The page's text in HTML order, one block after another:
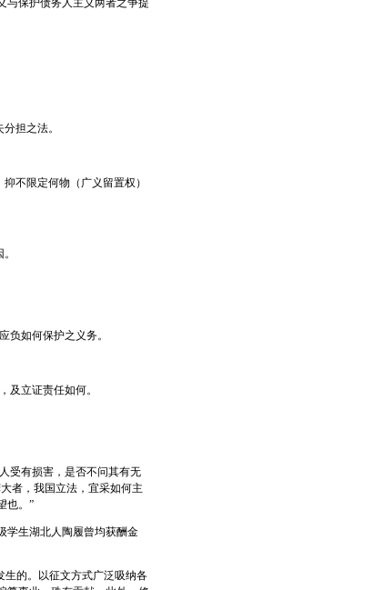
与保护债务人主义两者之争提
担之法。
不限定何物（广义留置权）
如何保护之义务。
立证责任如何。
受有损害，是否不问其有无
者，我国立法，宜采如何主
也。”
学生湖北人陶履曾均获酬金
的。以征文方式广泛吸纳各